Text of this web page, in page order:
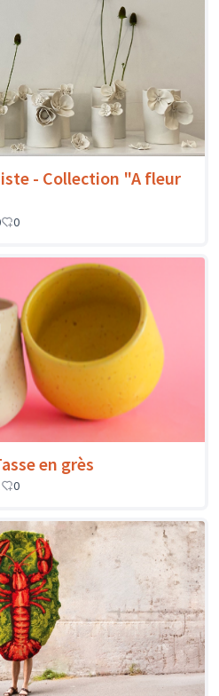
- Collection "A fleur
0
en grès
0